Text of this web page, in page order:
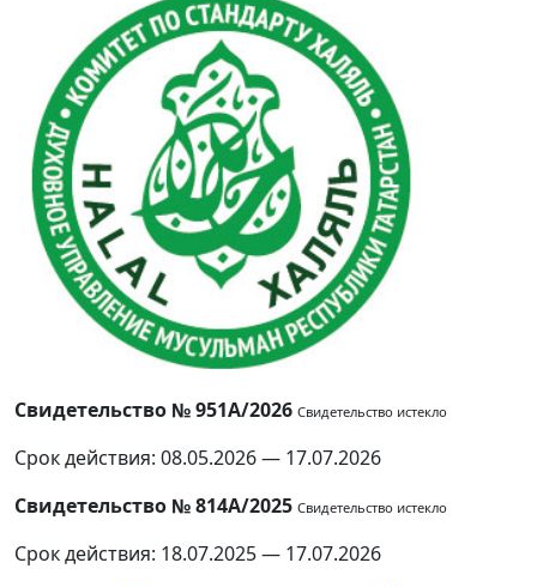
Свидетельство № 951А/2026 Свидетельство истекло
Срок действия: 08.05.2026 — 17.07.2026
Свидетельство № 814А/2025 Свидетельство истекло
Срок действия: 18.07.2025 — 17.07.2026